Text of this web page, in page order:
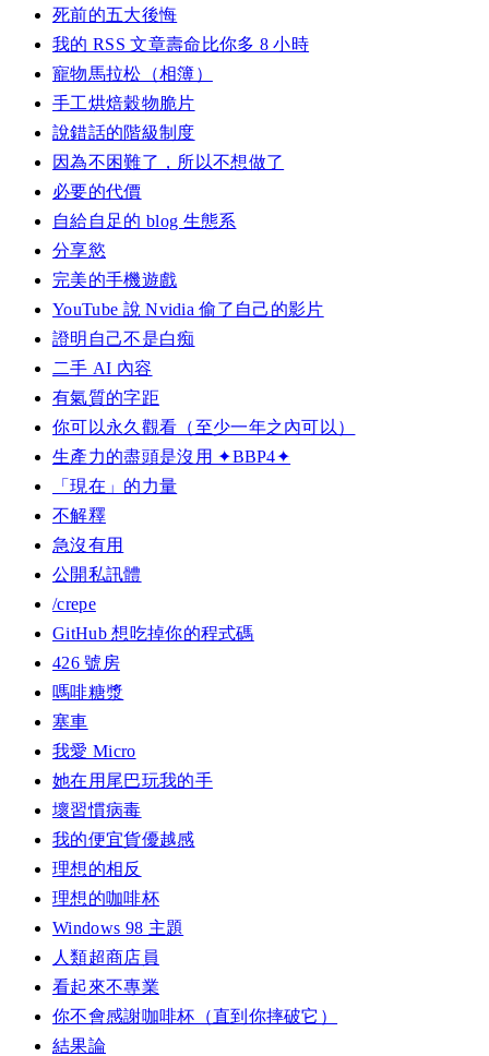
死前的五大後悔
我的 RSS 文章壽命比你多 8 小時
寵物馬拉松（相簿）
手工烘焙穀物脆片
說錯話的階級制度
因為不困難了，所以不想做了
必要的代價
自給自足的 blog 生態系
分享慾
完美的手機遊戲
YouTube 說 Nvidia 偷了自己的影片
證明自己不是白痴
二手 AI 內容
有氣質的字距
你可以永久觀看（至少一年之內可以）
生產力的盡頭是沒用 ✦BBP4✦
「現在」的力量
不解釋
急沒有用
公開私訊體
/crepe
GitHub 想吃掉你的程式碼
426 號房
嗎啡糖漿
塞車
我愛 Micro
她在用尾巴玩我的手
壞習慣病毒
我的便宜貨優越感
理想的相反
理想的咖啡杯
Windows 98 主題
人類超商店員
看起來不專業
你不會感謝咖啡杯（直到你摔破它）
結果論